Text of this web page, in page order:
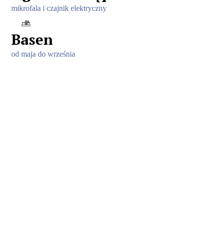
mikrofala i czajnik elektryczny
Basen
od maja do września